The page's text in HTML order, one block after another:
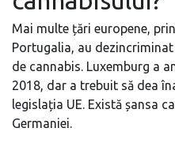
Mai multe țări europene,
Portugalia, au
de cannabis. Luxemburg a
2018, dar a trebuit să dea
legislația UE. Există șansa
Germaniei.